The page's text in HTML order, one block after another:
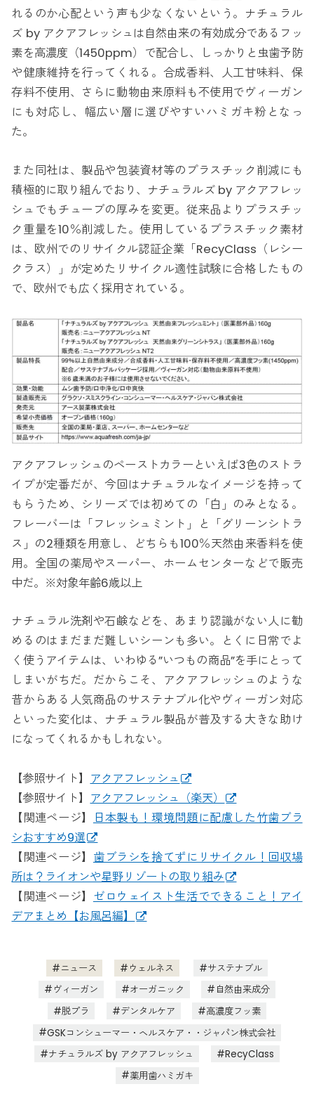
れるのか心配という声も少なくないという。ナチュラル
ズ by アクアフレッシュは自然由来の有効成分であるフッ
素を高濃度（1450ppm）で配合し、しっかりと虫歯予防
や健康維持を行ってくれる。合成香料、人工甘味料、保
存料不使用、さらに動物由来原料も不使用でヴィーガン
にも対応し、幅広い層に選びやすいハミガキ粉となっ
た。
また同社は、製品や包装資材等のプラスチック削減にも
積極的に取り組んでおり、ナチュラルズ by アクアフレッ
シュでもチューブの厚みを変更。従来品よりプラスチッ
ク重量を10％削減した。使用しているプラスチック素材
は、欧州でのリサイクル認証企業「RecyClass（レシー
クラス）」が定めたリサイクル適性試験に合格したもの
で、欧州でも広く採用されている。
アクアフレッシュのペーストカラーといえば3色のストラ
イプが定番だが、今回はナチュラルなイメージを持って
もらうため、シリーズでは初めての「白」のみとなる。
フレーバーは「フレッシュミント」と「グリーンシトラ
ス」の2種類を用意し、どちらも100％天然由来香料を使
用。全国の薬局やスーパー、ホームセンターなどで販売
中だ。※対象年齢6歳以上
ナチュラル洗剤や石鹸などを、あまり認識がない人に勧
めるのはまだまだ難しいシーンも多い。とくに日常でよ
く使うアイテムは、いわゆる”いつもの商品”を手にとって
しまいがちだ。だからこそ、アクアフレッシュのような
昔からある人気商品のサステナブル化やヴィーガン対応
といった変化は、ナチュラル製品が普及する大きな助け
になってくれるかもしれない。
【参照サイト】 アクアフレッシュ
【参照サイト】 アクアフレッシュ（楽天）
【関連ページ】
日本製も！環境問題に配慮した竹歯ブラ
シおすすめ9選
【関連ページ】 歯ブラシを捨てずにリサイクル！回収場
所は？ライオンや星野リゾートの取り組み
【関連ページ】 ゼロウェイスト生活でできること！アイ
デアまとめ【お風呂編】
ニュース ウェルネス
サステナブル
ヴィーガン
オーガニック
自然由来成分
脱プラ
デンタルケア
高濃度フッ素
GSKコンシューマー・ヘルスケア・・ジャパン株式会社
ナチュラルズ by アクアフレッシュ
RecyClass
薬用歯ハミガキ